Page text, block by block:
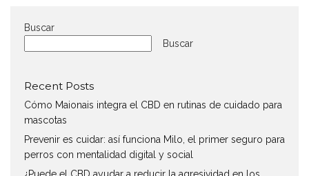
Buscar
Buscar
Recent Posts
Cómo Maionais integra el CBD en rutinas de cuidado para
mascotas
Prevenir es cuidar: así funciona Milo, el primer seguro para
perros con mentalidad digital y social
¿Puede el CBD ayudar a reducir la agresividad en los